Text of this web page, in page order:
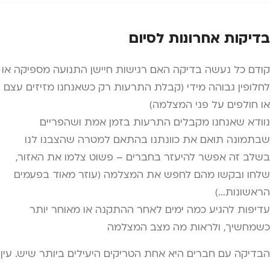
בדיקות אחרונות לסיום
קודם כל נעשה בדיקה האם רגישות חיישן התנועה מספיקה או
לחלופין גבוהה מידי (קבלת התרעות רק כשאנחנו מזיזים עצם
או חולפים על פני המצלמה)
נוודא שאנחנו מקבלים התרעות בזמן אמת ושהפריים
שבתמונה תואם את כוונתנו בהתאם למטרה שהצבנו לנו
בשלב זה אפשר להיעזר בחברים – פשוט צלמו את האזור,
שלחו ובקשו מהם לחפש את המצלמה (עוזר מאוד בפעמים
הראשונות…)
עדיפות להגיע כמה ימים לאחר ההתקנה או מאוחר יותר
כשמחשיך, ולראות מה מצב המצלמה
הבדיקה עם חברים היא אחת הטריקים היעילים ביותר שיש. עין